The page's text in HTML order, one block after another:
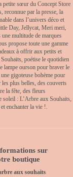
petite sœur du Concept Store
reconnue par la presse, la
dans l’univers déco et
Day, Jellycat, Meri meri,
multitude de marques
propose toute une gamme
à offrir aux petits et
poétise le quotidien
lampe ourson pour braver le
gigoteuse bohème pour
plus belles, des couverts
la fête, des fleurs
soleil : L’Arbre aux Souhaits,
enchanter la vie !.
sur
boutique
aux souhaits